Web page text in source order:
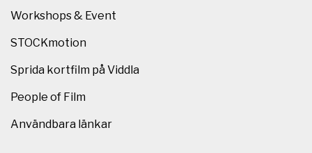
Workshops & Event
STOCKmotion
Sprida kortfilm på Viddla
People of Film
Användbara länkar